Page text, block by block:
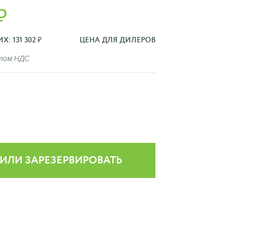
131 302 ₽ ЦЕНА ДЛЯ ДИЛЕРОВ
НДС
ЗАРЕЗЕРВИРОВАТЬ